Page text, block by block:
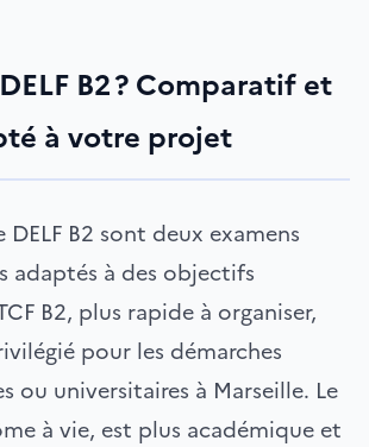
B2 ? Comparatif et
à votre projet
DELF B2 sont deux examens
adaptés à des objectifs
B2, plus rapide à organiser,
pour les démarches
ou universitaires à Marseille. Le
à vie, est plus académique et